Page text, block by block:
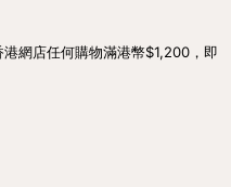
網店任何購物滿港幣$1,200，即